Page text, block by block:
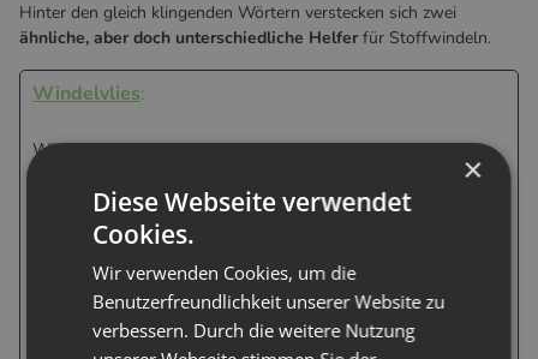
Hinter den gleich klingenden Wörtern verstecken sich zwei
ähnliche, aber doch unterschiedliche Helferfür Stoffwindeln.
Windelvlies:
Windelvlies ist einedünne Einlage (vergleichbar mit
, die direkt in die Stoffwindel gelegt wird. Sie wirkt
wie ein Sieb und fängt festen Stuhl auf und erleichtert die
Reinigung der Windel erheblich.
meist Einweg (teilweise biologisch abbaubar)
wird nach Gebrauch entsorgt
schützt die Stoffwindel vor Verschmutzung
×
Diese Webseite verwendet
Cookies.
Wir verwenden Cookies, um die
Benutzerfreundlichkeit unserer Website zu
verbessern. Durch die weitere Nutzung